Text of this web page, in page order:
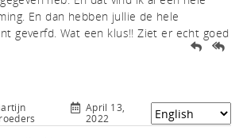
En dan hebben jullie de hele
geverfd. Wat een klus!! Ziet er echt goed
April 13,
2022